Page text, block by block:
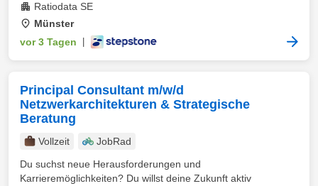
Ratiodata SE
Münster
vor 3 Tagen
Principal Consultant m/w/d
Netzwerkarchitekturen & Strategische
Beratung
Vollzeit
JobRad
Du suchst neue Herausforderungen und
Karrieremöglichkeiten? Du willst deine Zukunft aktiv